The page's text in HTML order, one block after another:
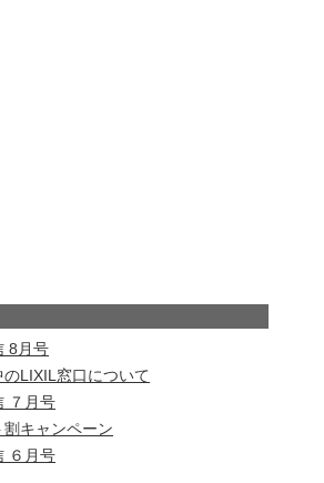
8月号
LIXIL窓口について
７月号
キャンペーン
６月号